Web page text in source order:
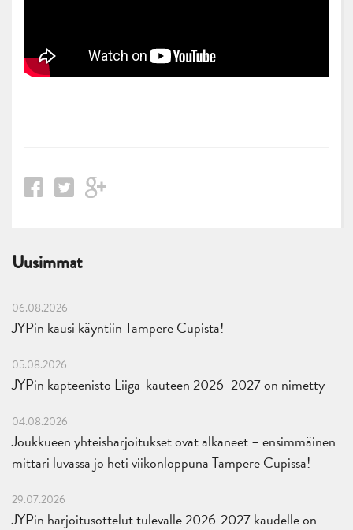
Uusimmat
06.08.2026
JYPin kausi käyntiin Tampere Cupista!
05.08.2026
JYPin kapteenisto Liiga-kauteen 2026–2027 on nimetty
04.08.2026
Joukkueen yhteisharjoitukset ovat alkaneet – ensimmäinen
mittari luvassa jo heti viikonloppuna Tampere Cupissa!
29.07.2026
JYPin harjoitusottelut tulevalle 2026-2027 kaudelle on